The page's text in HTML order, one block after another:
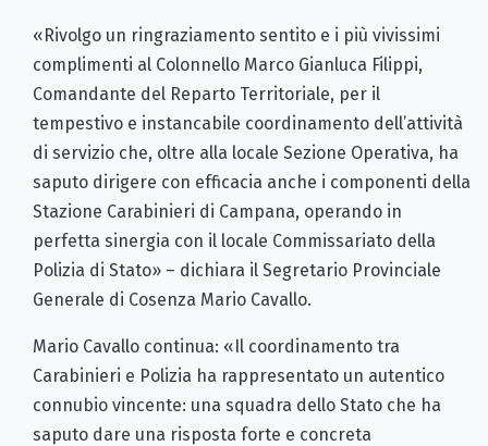
«Rivolgo un ringraziamento sentito e i più vivissimi
complimenti al Colonnello Marco Gianluca Filippi,
Comandante del Reparto Territoriale, per il
tempestivo e instancabile coordinamento dell’attività
di servizio che, oltre alla locale Sezione Operativa, ha
saputo dirigere con efficacia anche i componenti della
Stazione Carabinieri di Campana, operando in
perfetta sinergia con il locale Commissariato della
Polizia di Stato» – dichiara il Segretario Provinciale
Generale di Cosenza Mario Cavallo.
Mario Cavallo continua: «Il coordinamento tra
Carabinieri e Polizia ha rappresentato un autentico
connubio vincente: una squadra dello Stato che ha
saputo dare una risposta forte e concreta